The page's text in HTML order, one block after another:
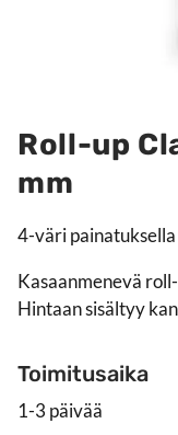
Roll-up
mm
4-väri painatuksella
Kasaanmenevä
Hintaan sisältyy
Toimitusaika
1-3 päivää